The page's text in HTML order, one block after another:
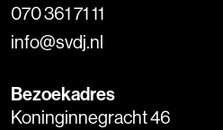
070 361 71 11
info@svdj.nl
Bezoekadres
Koninginnegracht 46